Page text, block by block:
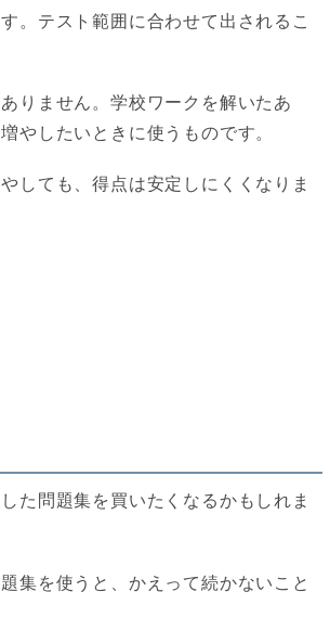
。テスト範囲に合わせて出されるこ
りません。学校ワークを解いたあ
やしたいときに使うものです。
しても、得点は安定しにくくなりま
た問題集を買いたくなるかもしれま
集を使うと、かえって続かないこと